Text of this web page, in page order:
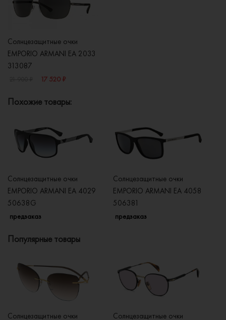
Солнцезащитные очки
EMPORIO ARMANI EA 2033
313087
17 520 ₽
Похожие товары:
Солнцезащитные очки
EMPORIO ARMANI EA 4029
50638G
предзаказ
Солнцезащитные очки
EMPORIO ARMANI EA 4058
506381
предзаказ
Популярные товары
Солнцезащитные очки
Солнцезащитные очки